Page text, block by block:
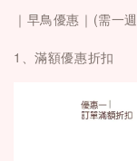
｜ 早鳥優惠｜(需一
1、滿額優惠折扣